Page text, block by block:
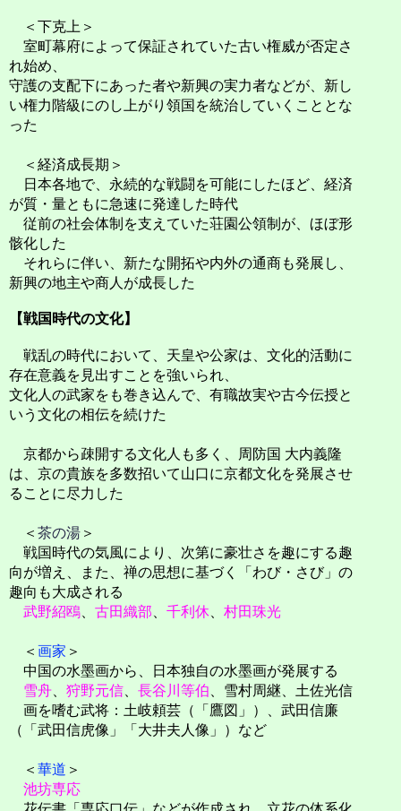
＜下克上＞
室町幕府によって保証されていた古い権威が否定さ
れ始め、
守護の支配下にあった者や新興の実力者などが、新し
い権力階級にのし上がり領国を統治していくこととな
った
＜経済成長期＞
日本各地で、永続的な戦闘を可能にしたほど、経済
が質・量ともに急速に発達した時代
従前の社会体制を支えていた荘園公領制が、ほぼ形
骸化した
それらに伴い、新たな開拓や内外の通商も発展し、
新興の地主や商人が成長した
【戦国時代の文化】
戦乱の時代において、天皇や公家は、文化的活動に
存在意義を見出すことを強いられ、
文化人の武家をも巻き込んで、有職故実や古今伝授と
いう文化の相伝を続けた
京都から疎開する文化人も多く、周防国 大内義隆
は、京の貴族を多数招いて山口に京都文化を発展させ
ることに尽力した
＜ 茶の湯 ＞
戦国時代の気風により、次第に豪壮さを趣にする趣
向が増え、また、禅の思想に基づく「わび・さび」の
趣向も大成される
武野紹鴎
古田織部 千利休 村田珠光
＜ 画家 ＞
中国の水墨画から、日本独自の水墨画が発展する
雪舟
狩野元信 長谷川等伯 、雪村周継、土佐光信
画を嗜む武将：土岐頼芸（「鷹図」）、武田信廉
（「武田信虎像」「大井夫人像」）など
＜ 華道 ＞
池坊専応